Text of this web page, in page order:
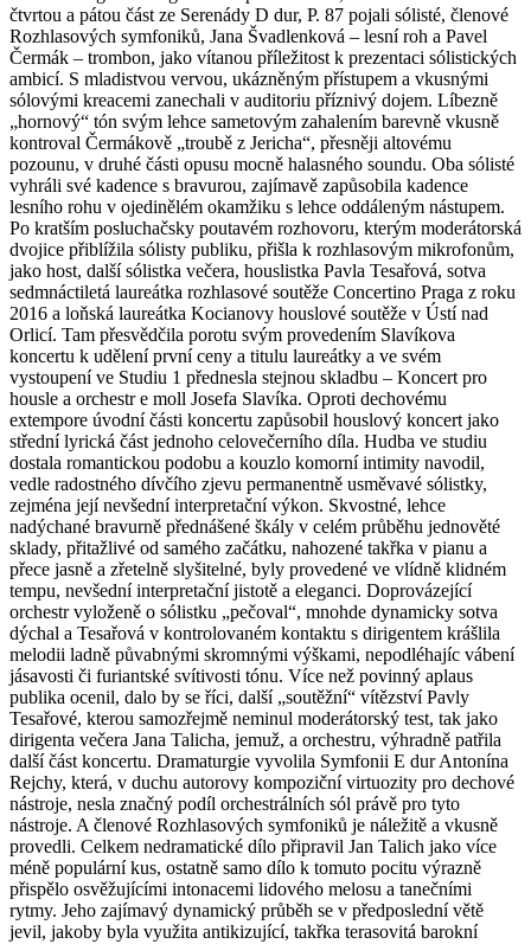
čtvrtou a pátou část ze Serenády D dur, P. 87 pojali sólisté, členové
Rozhlasových symfoniků, Jana Švadlenková – lesní roh a Pavel
Čermák – trombon, jako vítanou příležitost k prezentaci sólistických
ambicí. S mladistvou vervou, ukázněným přístupem a vkusnými
sólovými kreacemi zanechali v auditoriu příznivý dojem. Líbezně
„hornový“ tón svým lehce sametovým zahalením barevně vkusně
kontroval Čermákově „troubě z Jericha“, přesněji altovému
pozounu, v druhé části opusu mocně halasného soundu. Oba sólisté
vyhráli své kadence s bravurou, zajímavě zapůsobila kadence
lesního rohu v ojedinělém okamžiku s lehce oddáleným nástupem.
Po kratším posluchačsky poutavém rozhovoru, kterým moderátorská
dvojice přiblížila sólisty publiku, přišla k rozhlasovým mikrofonům,
jako host, další sólistka večera, houslistka Pavla Tesařová, sotva
sedmnáctiletá laureátka rozhlasové soutěže Concertino Praga z roku
2016 a loňská laureátka Kocianovy houslové soutěže v Ústí nad
Orlicí. Tam přesvědčila porotu svým provedením Slavíkova
koncertu k udělení první ceny a titulu laureátky a ve svém
vystoupení ve Studiu 1 přednesla stejnou skladbu – Koncert pro
housle a orchestr e moll Josefa Slavíka. Oproti dechovému
extempore úvodní části koncertu zapůsobil houslový koncert jako
střední lyrická část jednoho celovečerního díla. Hudba ve studiu
dostala romantickou podobu a kouzlo komorní intimity navodil,
vedle radostného dívčího zjevu permanentně usměvavé sólistky,
zejména její nevšední interpretační výkon. Skvostné, lehce
nadýchané bravurně přednášené škály v celém průběhu jednověté
sklady, přitažlivé od samého začátku, nahozené takřka v pianu a
přece jasně a zřetelně slyšitelné, byly provedené ve vlídně klidném
tempu, nevšední interpretační jistotě a eleganci. Doprovázející
orchestr vyloženě o sólistku „pečoval“, mnohde dynamicky sotva
dýchal a Tesařová v kontrolovaném kontaktu s dirigentem krášlila
melodii ladně půvabnými skromnými výškami, nepodléhajíc vábení
jásavosti či furiantské svítivosti tónu. Více než povinný aplaus
publika ocenil, dalo by se říci, další „soutěžní“ vítězství Pavly
Tesařové, kterou samozřejmě neminul moderátorský test, tak jako
dirigenta večera Jana Talicha, jemuž, a orchestru, výhradně patřila
další část koncertu. Dramaturgie vyvolila Symfonii E dur Antonína
Rejchy, která, v duchu autorovy kompoziční virtuozity pro dechové
nástroje, nesla značný podíl orchestrálních sól právě pro tyto
nástroje. A členové Rozhlasových symfoniků je náležitě a vkusně
provedli. Celkem nedramatické dílo připravil Jan Talich jako více
méně populární kus, ostatně samo dílo k tomuto pocitu výrazně
přispělo osvěžujícími intonacemi lidového melosu a tanečními
rytmy. Jeho zajímavý dynamický průběh se v předposlední větě
jevil, jakoby byla využita antikizující, takřka terasovitá barokní